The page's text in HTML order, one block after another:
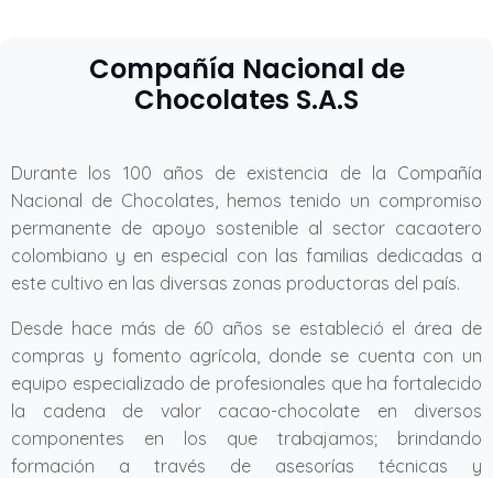
Compañía Nacional de
Chocolates S.A.S
Durante los 100 años de existencia de la Compañía
Nacional de Chocolates, hemos tenido un compromiso
permanente de apoyo sostenible al sector cacaotero
colombiano y en especial con las familias dedicadas a
este cultivo en las diversas zonas productoras del país.
Desde hace más de 60 años se estableció el área de
compras y fomento agrícola, donde se cuenta con un
equipo especializado de profesionales que ha fortalecido
la cadena de valor cacao-chocolate en diversos
componentes en los que trabajamos; brindando
formación a través de asesorías técnicas y